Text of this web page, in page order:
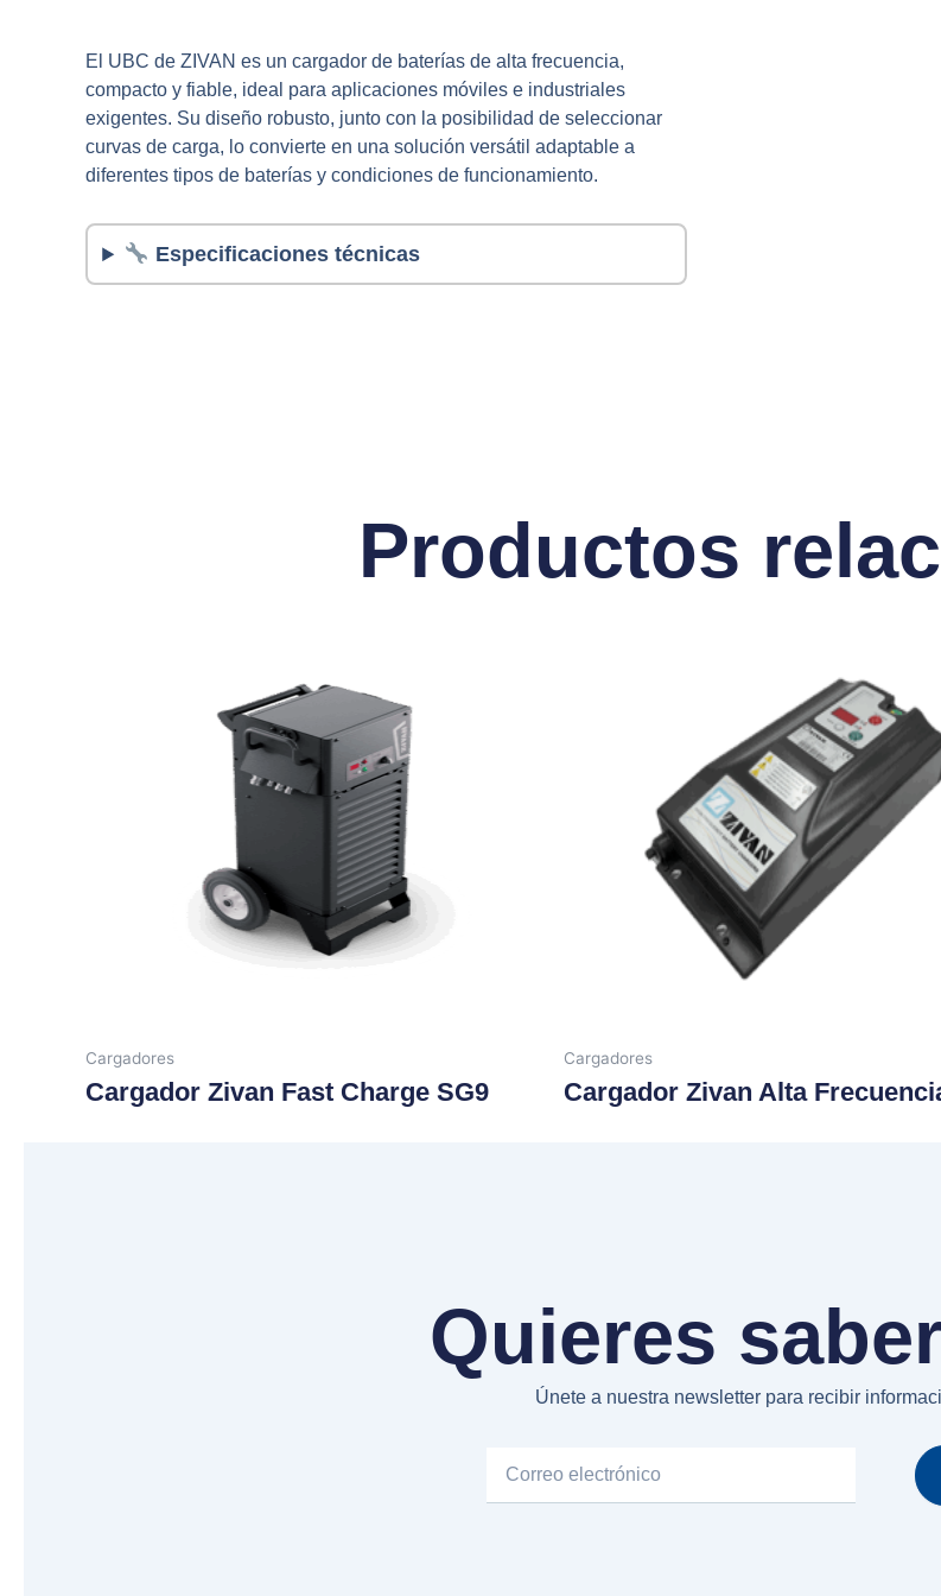
El UBC de ZIVAN es un cargador de baterías de alta frecuencia,
compacto y fiable, ideal para aplicaciones móviles e industriales
exigentes. Su diseño robusto, junto con la posibilidad de seleccionar
curvas de carga, lo convierte en una solución versátil adaptable a
diferentes tipos de baterías y condiciones de funcionamiento.
Especificaciones técnicas
Productos
Cargadores
Cargador Zivan Fast Charge SG9
Cargadores
Cargador Zivan Alta
Quieres
Únete a nuestra newsletter para recibir